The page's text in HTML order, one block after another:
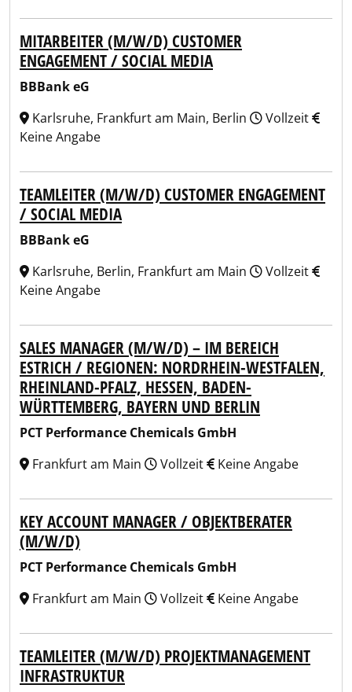
MITARBEITER (M/W/D) CUSTOMER
ENGAGEMENT / SOCIAL MEDIA
BBBank eG
Karlsruhe, Frankfurt am Main, Berlin
Vollzeit
Keine Angabe
TEAMLEITER (M/W/D) CUSTOMER ENGAGEMENT
/ SOCIAL MEDIA
BBBank eG
Karlsruhe, Berlin, Frankfurt am Main
Vollzeit
Keine Angabe
SALES MANAGER (M/W/D) – IM BEREICH
ESTRICH / REGIONEN: NORDRHEIN-WESTFALEN,
RHEINLAND-PFALZ, HESSEN, BADEN-
WÜRTTEMBERG, BAYERN UND BERLIN
PCT Performance Chemicals GmbH
Frankfurt am Main
Vollzeit Keine Angabe
KEY ACCOUNT MANAGER / OBJEKTBERATER
(M/W/D)
PCT Performance Chemicals GmbH
Frankfurt am Main
Vollzeit Keine Angabe
TEAMLEITER (M/W/D) PROJEKTMANAGEMENT
INFRASTRUKTUR